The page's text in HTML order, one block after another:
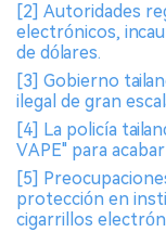
[2] Autoridades
electrónicos,
de dólares.
[3] Gobierno
ilegal de gran
[4] La policía
VAPE" para
[5]
protección en
cigarrillos